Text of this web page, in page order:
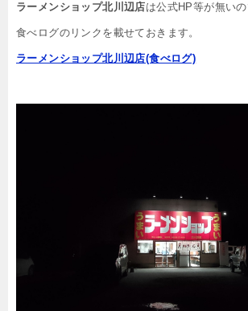
ラーメンショップ北川辺店は公式HP等が無いの
食べログのリンクを載せておきます。
ラーメンショップ北川辺店(食べログ)